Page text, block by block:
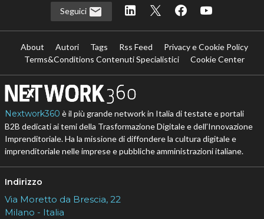
Seguici
About Autori Tags Rss Feed
Privacy e Cookie Policy
Terms&Conditions Contenuti Specialistici
Cookie Center
Nextwork360 è il più grande network in Italia di testate e portali
B2B dedicati ai temi della Trasformazione Digitale e dell’Innovazione
Imprenditoriale. Ha la missione di diffondere la cultura digitale e
imprenditoriale nelle imprese e pubbliche amministrazioni italiane.
Indirizzo
Via Moretto da Brescia, 22
Milano - Italia